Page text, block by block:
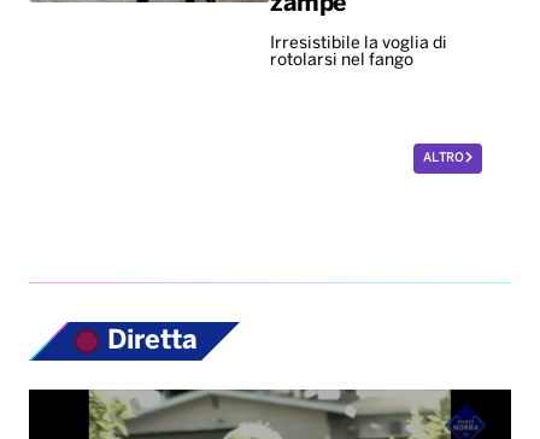
Irresistibile la voglia di
rotolarsi nel fango
ALTRO
Diretta